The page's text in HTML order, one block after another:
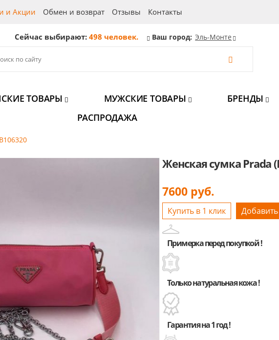
и Акции Обмен и возврат Отзывы Контакты
Сейчас выбирают:498 человек. Ваш город: Эль-Монте
ТОВАРЫ МУЖСКИЕ ТОВАРЫ БРЕНДЫ
РАСПРОДАЖА
Женская сумка Prada
7600руб.
Купить в 1 клик
Примерка перед покупкой !
Только натуральная кожа !
Гарантия на 1 год !